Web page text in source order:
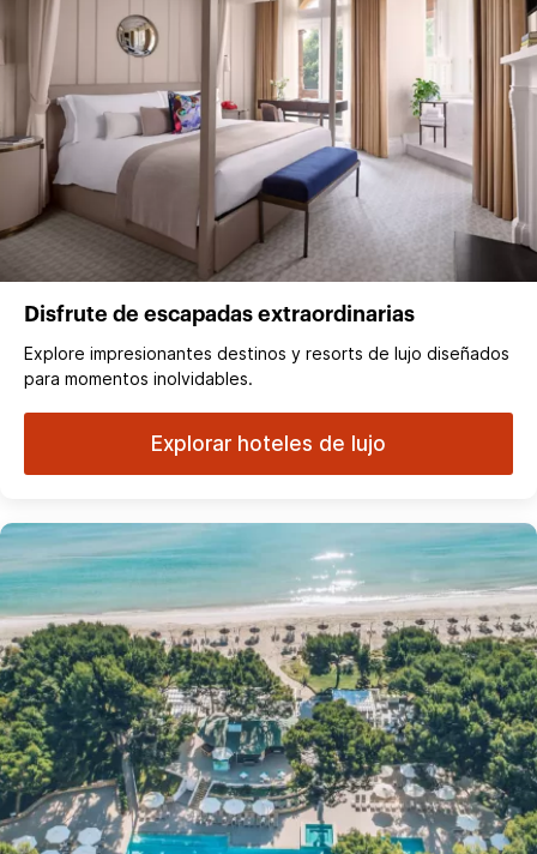
Disfrute de escapadas extraordinarias
Explore impresionantes destinos y resorts de lujo diseñados
para momentos inolvidables.
Explorar hoteles de lujo